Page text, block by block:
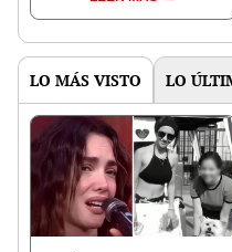
LO MÁS VISTO LO